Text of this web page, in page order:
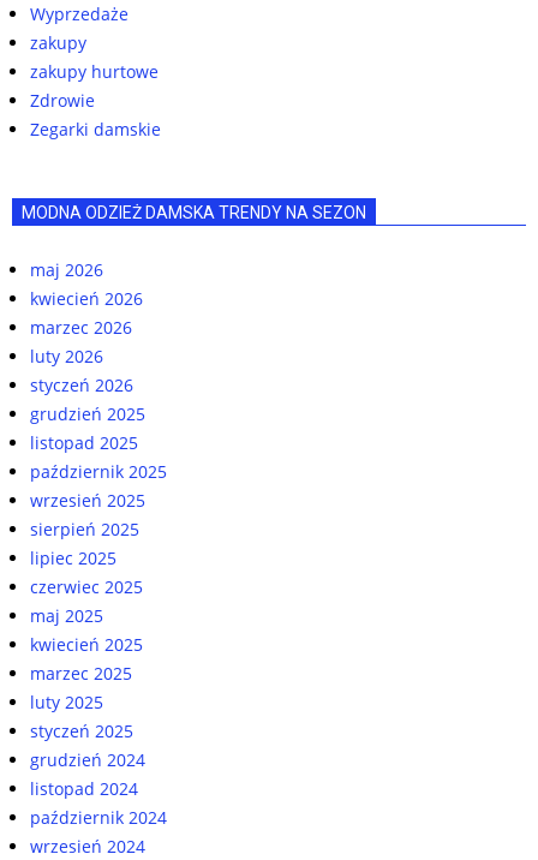
Wyprzedaże
zakupy
zakupy hurtowe
Zdrowie
Zegarki damskie
MODNA ODZIEŻ DAMSKA TRENDY NA SEZON
maj 2026
kwiecień 2026
marzec 2026
luty 2026
styczeń 2026
grudzień 2025
listopad 2025
październik 2025
wrzesień 2025
sierpień 2025
lipiec 2025
czerwiec 2025
maj 2025
kwiecień 2025
marzec 2025
luty 2025
styczeń 2025
grudzień 2024
listopad 2024
październik 2024
wrzesień 2024